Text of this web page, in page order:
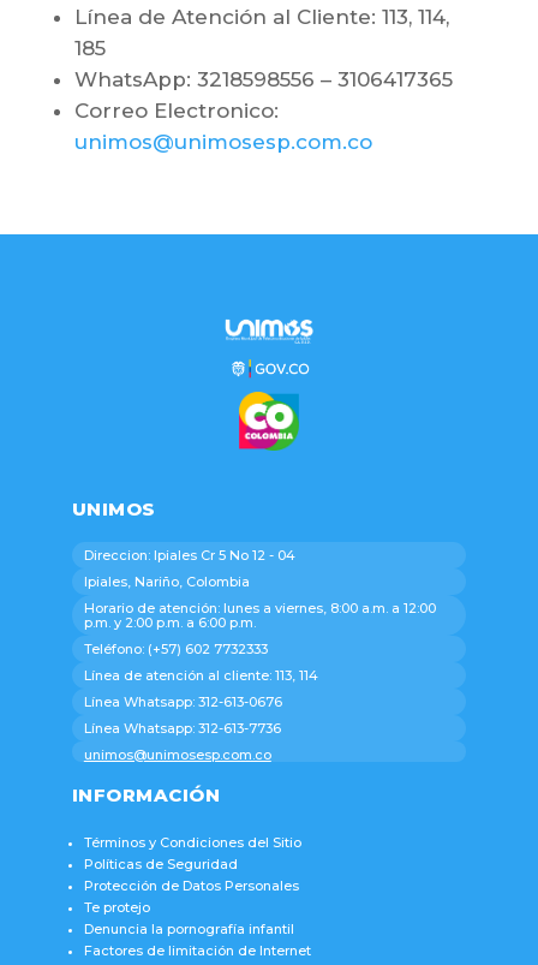
Línea de Atención al Cliente: 113, 114,
185
WhatsApp: 3218598556 – 3106417365
Correo Electronico:
unimos@unimosesp.com.co
UNIMOS
Direccion: Ipiales Cr 5 No 12 - 04
Ipiales, Nariño, Colombia
Horario de atención: lunes a viernes, 8:00 a.m. a 12:00
p.m. y 2:00 p.m. a 6:00 p.m.
Teléfono: (+57) 602 7732333
Línea de atención al cliente: 113, 114
Línea Whatsapp: 312-613-0676
Línea Whatsapp: 312-613-7736
unimos@unimosesp.com.co
INFORMACIÓN
Términos y Condiciones del Sitio
Políticas de Seguridad
Protección de Datos Personales
Te protejo
Denuncia la pornografía infantil
Factores de limitación de Internet